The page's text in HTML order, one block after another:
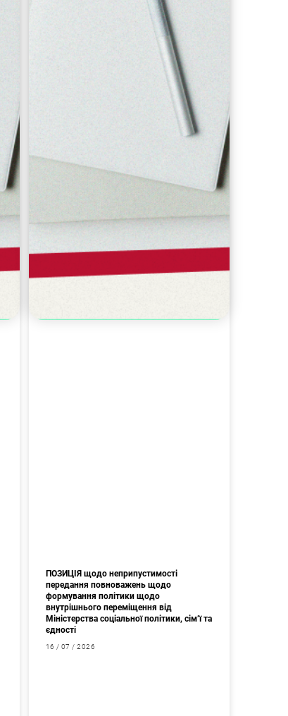
ПОЗИЦІЯ щодо неприпустимості
передання повноважень щодо
формування політики щодо
внутрішнього переміщення від
Міністерства соціальної політики, сім’ї та
єдності
16 / 07 / 2026